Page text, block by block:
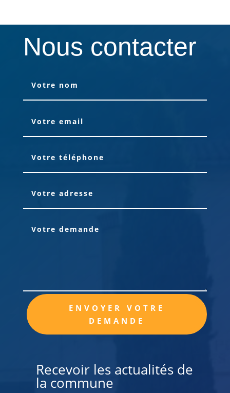
Nous contacter
ENVOYER VOTRE
DEMANDE
Alternative:
Recevoir les actualités de
la commune